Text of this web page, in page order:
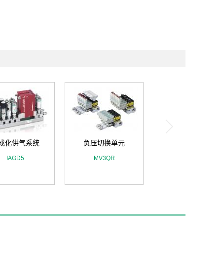
化供气系统
IAGD5
负压切换单元
MV3QR